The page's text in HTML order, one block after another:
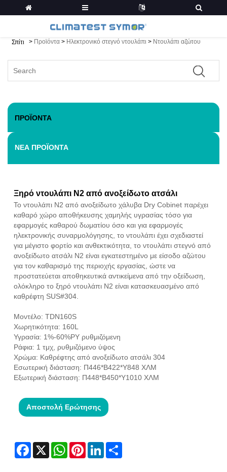
Σπίτι > Προϊόντα > Ηλεκτρονικό στεγνό ντουλάπι > Ντουλάπι αζώτου
ΠΡΟΪΌΝΤΑ
ΝΈΑ ΠΡΟΪΌΝΤΑ
Ξηρό ντουλάπι N2 από ανοξείδωτο ατσάλι
Το ντουλάπι N2 από ανοξείδωτο χάλυβα Dry Cobinet παρέχει
καθαρό χώρο αποθήκευσης χαμηλής υγρασίας τόσο για
εφαρμογές καθαρού δωματίου όσο και για εφαρμογές
ηλεκτρονικής συναρμολόγησης, το ντουλάπι έχει σχεδιαστεί
για μέγιστο φορτίο και ανθεκτικότητα, το ντουλάπι στεγνό από
ανοξείδωτο ατσάλι N2 είναι εγκατεστημένο με είσοδο αζώτου
για τον καθαρισμό της περιοχής εργασίας, ώστε να
προστατεύεται αποθηκευτικά αντικείμενα από την οξείδωση,
ολόκληρο το ξηρό ντουλάπι N2 είναι κατασκευασμένο από
καθρέφτη SUS#304.
Μοντέλο: TDN160S
Χωρητικότητα: 160L
Υγρασία: 1%-60%ΡΥ ρυθμιζόμενη
Ράφια: 1 τμχ, ρυθμιζόμενο ύψος
Χρώμα: Καθρέφτης από ανοξείδωτο ατσάλι 304
Εσωτερική διάσταση: Π446*Β422*Υ848 ΧΛΜ
Εξωτερική διάσταση: Π448*Β450*Υ1010 ΧΛΜ
Αποστολή Ερώτησης
Facebook
X WhatsAppPinterestLinkedIn